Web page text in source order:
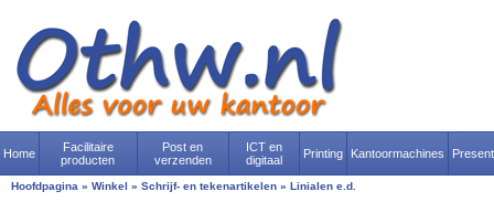
Home
Facilitaire
producten
Post en
verzenden
ICT en
digitaal
Printing Kantoormachines
Hoofdpagina » Winkel » Schrijf- en tekenartikelen » Linialen e.d.